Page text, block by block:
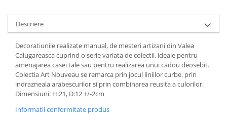
Descriere
Decoratiunile realizate manual, de mesteri artizani din Valea
Calugareasca cuprind o serie variata de colectii, ideale pentru
amenajarea casei tale sau pentru realizarea unui cadou deosebit.
Colectia Art Nouveau se remarca prin jocul liniilor curbe, prin
indrazneala arabescurilor si prin combinarea reusita a culorilor.
Dimensiuni: H:21, D:12 +/-2cm
Informatii conformitate produs